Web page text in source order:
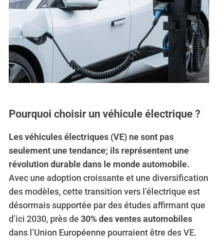
Pourquoi choisir un véhicule électrique ?
Les véhicules électriques (VE) ne sont pas
seulement une tendance; ils représentent une
révolution durable dans le monde automobile.
Avec une adoption croissante et une diversification
des modèles, cette transition vers l’électrique est
désormais supportée par des études affirmant que
d’ici 2030, près de 30% des ventes automobiles
dans l’Union Européenne pourraient être des VE.